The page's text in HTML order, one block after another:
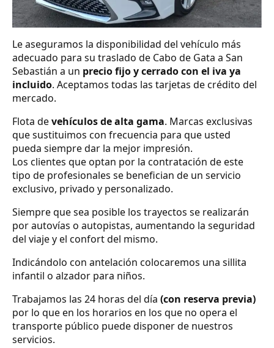
Le aseguramos la disponibilidad del vehículo más
adecuado para su traslado de Cabo de Gata a San
Sebastián a un precio fijo y cerrado con el iva ya
incluido. Aceptamos todas las tarjetas de crédito del
mercado.
Flota devehículos de alta gama. Marcas exclusivas
que sustituimos con frecuencia para que usted
pueda siempre dar la mejor impresión.
Los clientes que optan por la contratación de este
tipo de profesionales se benefician de un servicio
exclusivo, privado y personalizado.
Siempre que sea posible los trayectos se realizarán
por autovías o autopistas, aumentando la seguridad
del viaje y el confort del mismo.
Indicándolo con antelación colocaremos una sillita
infantil o alzador para niños.
Trabajamos las 24 horas del día (con reserva previa)
por lo que en los horarios en los que no opera el
transporte público puede disponer de nuestros
servicios.